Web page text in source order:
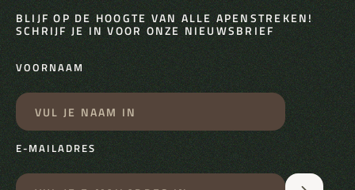
BLIJF OP DE HOOGTE VAN ALLE APENSTREKEN!
SCHRIJF JE IN VOOR ONZE NIEUWSBRIEF
VOORNAAM
E-MAILADRES